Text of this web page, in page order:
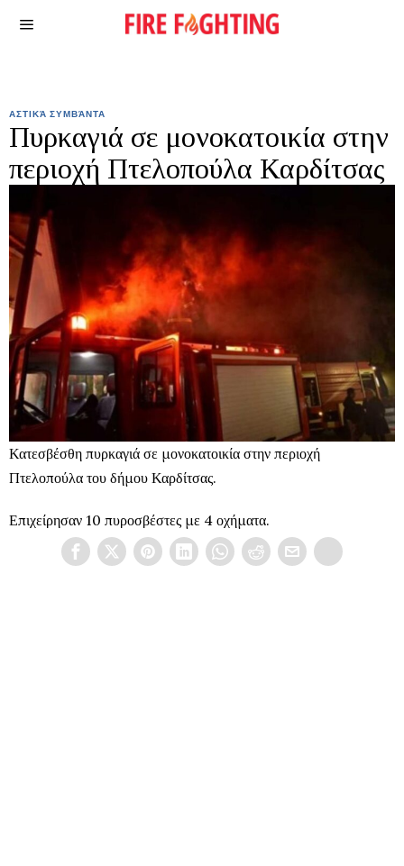
ΑΣΤΙΚΆ ΣΥΜΒΆΝΤΑ
Πυρκαγιά σε μονοκατοικία στην
περιοχή Πτελοπούλα Καρδίτσας
Κατεσβέσθη πυρκαγιά σε μονοκατοικία στην περιοχή
Πτελοπούλα του δήμου Καρδίτσας.
Επιχείρησαν 10 πυροσβέστες με 4 οχήματα.